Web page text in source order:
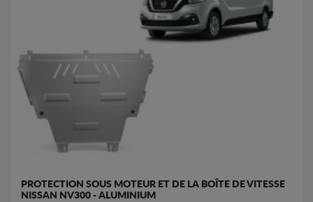
PROTECTION SOUS MOTEUR ET DE LA BOÎTE DE VITESSE
NISSAN NV300 - ALUMINIUM